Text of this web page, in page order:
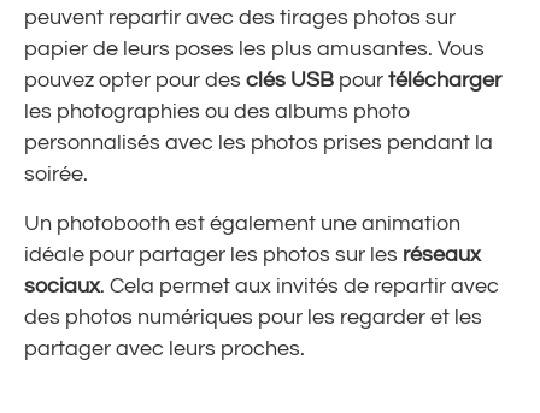
peuvent repartir avec des tirages photos sur
papier de leurs poses les plus amusantes. Vous
pouvez opter pour des clés USB pour télécharger
les photographies ou des albums photo
personnalisés avec les photos prises pendant la
soirée.
Un photobooth est également une animation
idéale pour partager les photos sur les réseaux
sociaux. Cela permet aux invités de repartir avec
des photos numériques pour les regarder et les
partager avec leurs proches.